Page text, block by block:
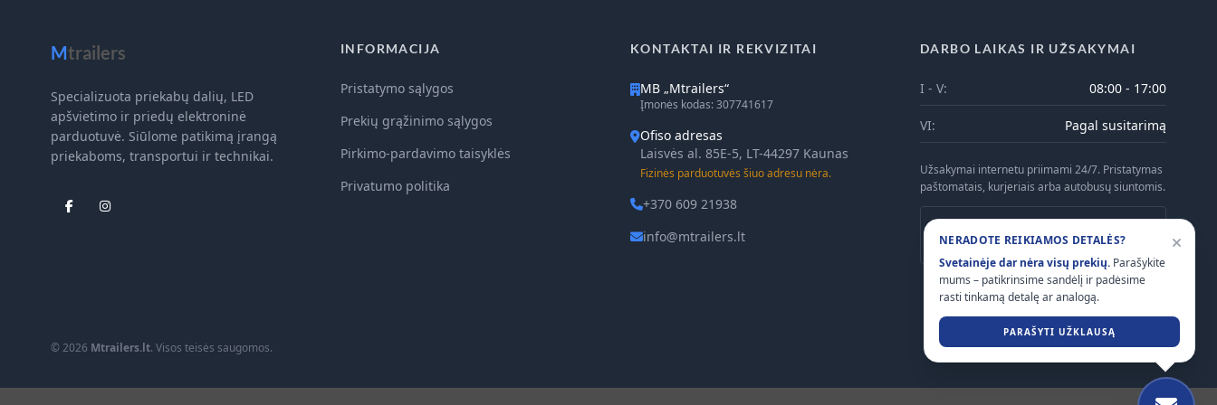
Mtrailers
Specializuota priekabų dalių, LED
apšvietimo ir priedų elektroninė
parduotuvė. Siūlome patikimą įrangą
priekaboms, transportui ir technikai.
INFORMACIJA
Pristatymo sąlygos
Prekių grąžinimo sąlygos
Pirkimo-pardavimo taisyklės
Privatumo politika
KONTAKTAI IR REKVIZITAI
MB „Mtrailers“
Įmonės kodas: 307741617
Ofiso adresas
Laisvės al. 85E-5, LT-44297 Kaunas
Fizinės parduotuvės šiuo adresu nėra.
+370 609 21938
info@mtrailers.lt
DARBO LAIKAS IR UŽSAKYMAI
I - V: 08:00 - 17:00
VI: Pagal susitarimą
Užsakymai internetu priimami 24/7. Pristatymas
paštomatais, kurjeriais arba autobusų siuntomis.
suderinus laiką telefonu.
© 2026 Mtrailers.lt. Visos teisės saugomos.
NERADOTE REIKIAMOS DETALĖS?
Svetainėje dar nėra visų prekių. Parašykite
mums – patikrinsime sandėlį ir padėsime
rasti tinkamą detalę ar analogą.
PARAŠYTI UŽKLAUSĄ